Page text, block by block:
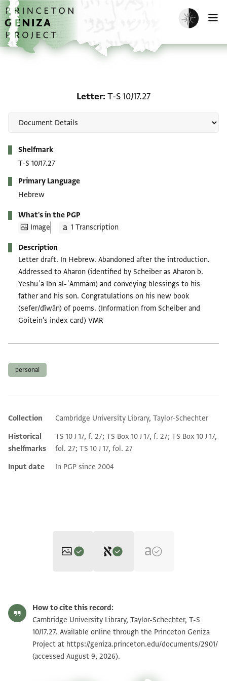
Skip to main content
home
Enable dark
Letter T-S 10J17.27
Shelfmark
T-S 10J17.27
Primary Language
Hebrew
What's in the PGP
Image
1 Transcription
Description
Letter draft. In Hebrew. Abandoned after the introduction.
Addressed to Aharon (identified by Scheiber as Aharon b.
Yeshuʿa Ibn al-ʿAmmānī) and conveying blessings to his
father and his son. Congratulations on his new book
(sefer/dīwān) of poems. (Information from Scheiber and
Goitein's index card) VMR
personal
Additional metadata
Collection
Cambridge University Library, Taylor-Schechter
Historical
shelfmarks
TS 10 J 17, f. 27; TS Box 10 J 17, f. 27; TS Box 10 J 17,
fol. 27; TS 10 J 17, fol. 27
Input date
In PGP since 2004
S. D. Goitein's unpublished edition (1950–85).
להדרת השר האדיר הנכבד החכם והנבון
מרינו ורבינו אהרן נטע השכל ונצר היושר
וגזע הבין וסעיף הכושר שתיל הדעת
והמזמה נחל נובע מקור חכמה עץ נחמד
T-S 10J17.27 1v
Image Permissions Statement
How to cite this record:
Cambridge University Library, Taylor-Schechter, T-S
10J17.27. Available online through the Princeton Geniza
Project at https://geniza.princeton.edu/documents/2901/
(accessed August 9, 2026).